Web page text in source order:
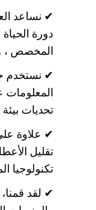
✔ نساعد
دورة
المخصص ،
✔ نستخدم
تحديات
✔ علاوة
تقليل
تكنولوجيا
✔ لقد